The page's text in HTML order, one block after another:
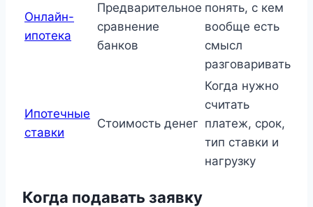
Онлайн-
ипотека
Предварительное
сравнение
банков
понять, с кем
вообще есть
смысл
разговаривать
Ипотечные
ставки
Стоимость денег
Когда нужно
считать
платеж, срок,
тип ставки и
нагрузку
Когда подавать заявку